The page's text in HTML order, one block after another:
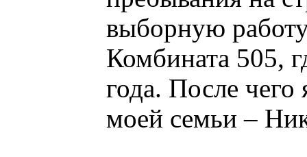
выборную
Комбината 505,
года. После
моей семьи –